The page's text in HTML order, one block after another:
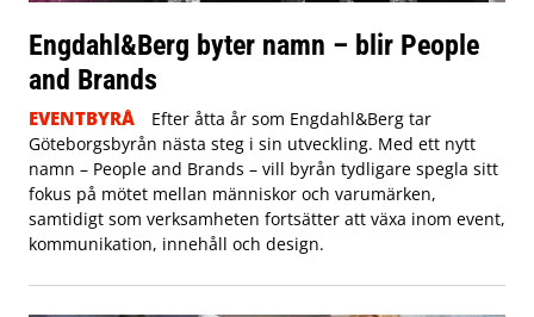
Engdahl&Berg byter namn – blir People
and Brands
EVENTBYRÅ
Efter åtta år som Engdahl&Berg tar
Göteborgsbyrån nästa steg i sin utveckling. Med ett nytt
namn – People and Brands – vill byrån tydligare spegla sitt
fokus på mötet mellan människor och varumärken,
samtidigt som verksamheten fortsätter att växa inom event,
kommunikation, innehåll och design.